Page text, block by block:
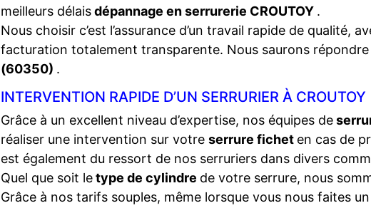
meilleurs délaisdépannage en serrurerie CROUTOY .
Nous choisir c’est l’assurance d’un travail rapide de qualité,
facturation totalement transparente. Nous saurons répondre
(60350) .
INTERVENTION RAPIDE D’UN SERRURIER À
Grâce à un excellent niveau d’expertise, nos équipes de
réaliser une intervention sur votre serrure fichet en cas de
est également du ressort de nos serruriers dans divers
Quel que soit letype de cylindre de votre serrure, nous
Grâce à nos tarifs souples, même lorsque vous nous faites